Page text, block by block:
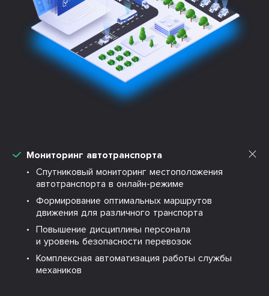
Мониторинг автотранспорта
• Спутниковый мониторинг местоположения
автотранспорта в онлайн-режиме
• Формирование оптимальных маршрутов
движения для различного транспорта
• Повышение дисциплины персонала
и уровень безопасности перевозок
• Комплексная автоматизация работы службы
механиков